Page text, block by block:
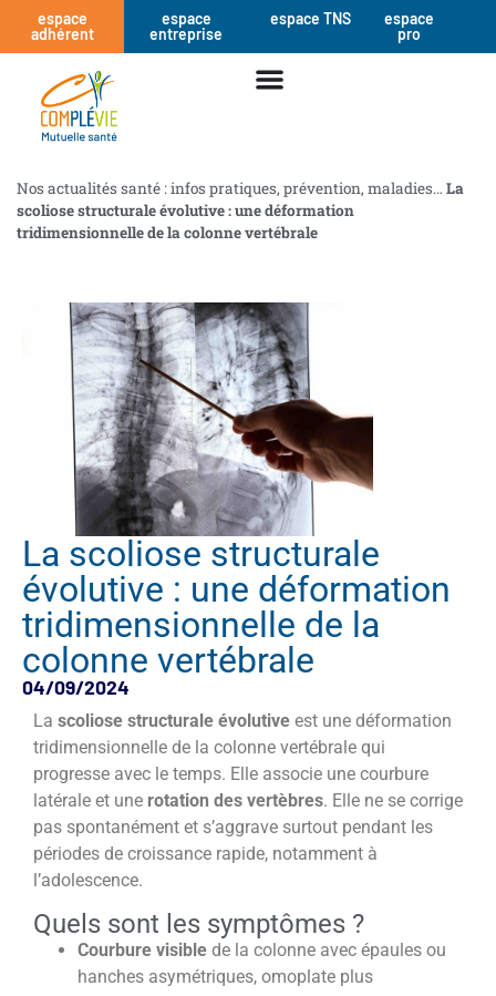
espace
adhérent
espace
entreprise
espace TNS
espace
pro
Nos actualités santé : infos pratiques, prévention, maladies… La
scoliose structurale évolutive : une déformation
tridimensionnelle de la colonne vertébrale
La scoliose structurale
évolutive : une déformation
tridimensionnelle de la
colonne vertébrale
04/09/2024
La scoliose structurale évolutive est une déformation
tridimensionnelle de la colonne vertébrale qui
progresse avec le temps. Elle associe une courbure
latérale et une rotation des vertèbres. Elle ne se corrige
pas spontanément et s’aggrave surtout pendant les
périodes de croissance rapide, notamment à
l’adolescence.
Quels sont les symptômes ?
Courbure visible de la colonne avec épaules ou
hanches asymétriques, omoplate plus